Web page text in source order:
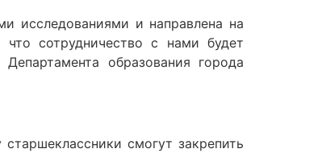
исследованиями и направлена на
что сотрудничество с нами будет
образования города
смогут закрепить